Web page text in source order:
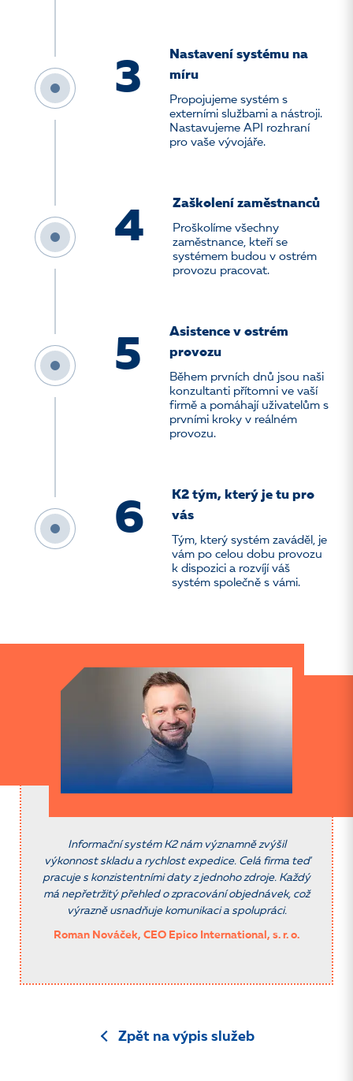
3
Nastavení systému na
míru
Propojujeme systém s
externími službami a nástroji.
Nastavujeme API rozhraní
pro vaše vývojáře.
4
Zaškolení zaměstnanců
Proškolíme všechny
zaměstnance, kteří se
systémem budou v ostrém
provozu pracovat.
5
Asistence v ostrém
provozu
Během prvních dnů jsou naši
konzultanti přítomni ve vaší
firmě a pomáhají uživatelům s
prvními kroky v reálném
provozu.
6
K2 tým, který je tu pro
vás
Tým, který systém zaváděl, je
vám po celou dobu provozu
k dispozici a rozvíjí váš
systém společně s vámi.
Informační systém K2 nám významně zvýšil
výkonnost skladu a rychlost expedice. Celá firma teď
pracuje s konzistentními daty z jednoho zdroje. Každý
má nepřetržitý přehled o zpracování objednávek, což
výrazně usnadňuje komunikaci a spolupráci.
Roman Nováček, CEO Epico International, s. r. o.
Zpět na výpis služeb